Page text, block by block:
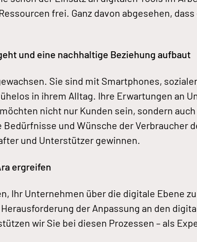
frei. Ganz davon abgesehen,
und eine nachhaltige Beziehung aufbaut
Sie sind mit Smartphones,
in ihrem Alltag. Ihre Erwartungen an
nicht nur Kunden sein, sondern
und Wünsche der Verbraucher
und Unterstützer gewinnen.
ergreifen
Ihr Unternehmen über die digitale Ebene
der Anpassung an den
wir Sie bei diesen Prozessen – als